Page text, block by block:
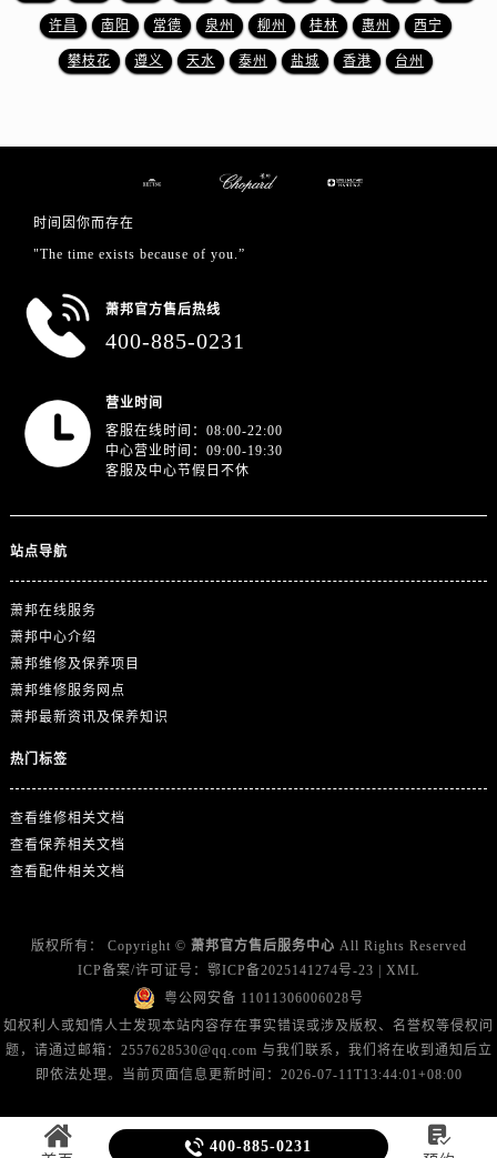
江苏省淮安市清江浦区淮海北路萧邦售后服务中心（需提前预约）
江西省上饶市信州区滨江西路萧邦售后服务中心（需提前预约）
山东省临沂市兰山区解放路萧邦售后服务中心（需提前预约）
山东省枣庄市滕州市北辛路与善国路交叉口萧邦售后服务中心（需提前预约）
上海市徐汇区虹桥路3号港汇中心2座37层3705室萧邦售后服务中心（需提前预约）
浙江省杭州市上城区钱江路1366号华润大厦A座5层503-5室萧邦售后服务中心（需提前预约）
浙江省嘉兴市南湖区广益路705号嘉兴世界贸易中心A座13层1304室萧邦售后服务中心（需提前预约）
许昌 南阳 常德 泉州 柳州 桂林 惠州 西宁
攀枝花 遵义 天水 泰州 盐城 香港 台州
时间因你而存在
"The time exists because of you.”
萧邦官方售后热线
400-885-0231
营业时间
客服在线时间：08:00-22:00
中心营业时间：09:00-19:30
客服及中心节假日不休
站点导航
萧邦在线服务
萧邦中心介绍
萧邦维修及保养项目
萧邦维修服务网点
萧邦最新资讯及保养知识
热门标签
查看维修相关文档
查看保养相关文档
查看配件相关文档
版权所有： Copyright © 萧邦官方售后服务中心 All Rights Reserved
ICP备案/许可证号： 鄂ICP备2025141274号-23
XML
粤公网安备 11011306006028号
如权利人或知情人士发现本站内容存在事实错误或涉及版权、名誉权等侵权问
题，请通过邮箱：2557628530@qq.com 与我们联系，我们将在收到通知后立
即依法处理。当前页面信息更新时间：2026-07-11T13:44:01+08:00
 400-885-0231 